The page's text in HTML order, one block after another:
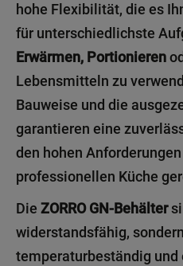
hohe Flexibilität, die es
für unterschiedlichste
Erwärmen, Portionieren
Lebensmitteln zu
Bauweise und die
garantieren eine
den hohen
professionellen Küche
Die ZORRO GN-Behälter
widerstandsfähig,
temperaturbeständig und